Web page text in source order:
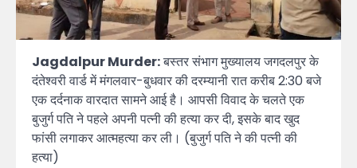
Jagdalpur Murder:बस्तर संभाग मुख्यालय जगदलपुर के
दंतेश्वरी वार्ड में मंगलवार-बुधवार की दरम्यानी रात करीब 2:30 बजे
एक दर्दनाक वारदात सामने आई है। आपसी विवाद के चलते एक
बुजुर्ग पति ने पहले अपनी पत्नी की हत्या कर दी, इसके बाद खुद
फांसी लगाकर आत्महत्या कर ली। (बुजुर्ग पति ने की पत्नी की
हत्या)